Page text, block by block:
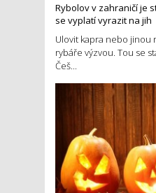
Rybolov v zahraničí je
se vyplatí vyrazit na jih
Ulovit kapra nebo jinou
rybáře výzvou. Tou se
Češ...